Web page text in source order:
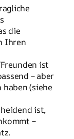
die
Ihren
ist
– aber
(siehe
ist,
–